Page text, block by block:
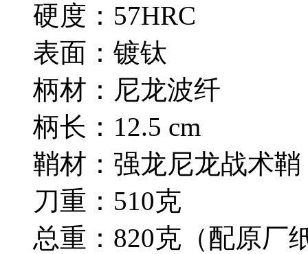
硬度：57HRC
表面：镀钛
柄材：尼龙波纤
柄长：12.5 cm
鞘材：强龙尼龙战术鞘
刀重：510克
总重：820克（配原厂